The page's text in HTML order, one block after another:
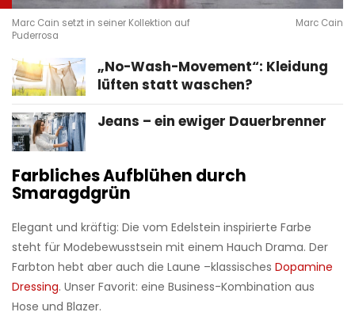
Marc Cain setzt in seiner Kollektion auf
Puderrosa
Marc Cain
„No-Wash-Movement“: Kleidung
lüften statt waschen?
Jeans – ein ewiger Dauerbrenner
Farbliches Aufblühen durch
Smaragdgrün
Elegant und kräftig: Die vom Edelstein inspirierte Farbe
steht für Modebewusstsein mit einem Hauch Drama. Der
Farbton hebt aber auch die Laune –klassisches Dopamine
Dressing. Unser Favorit: eine Business-Kombination aus
Hose und Blazer.